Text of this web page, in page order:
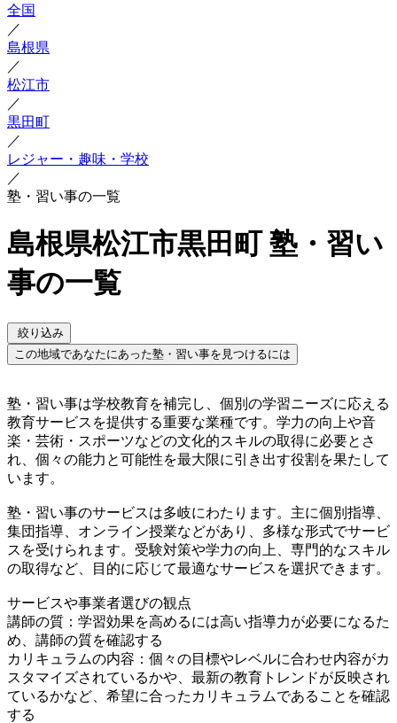
全国
／
島根県
／
松江市
／
黒田町
／
レジャー・趣味・学校
／
塾・習い事の一覧
島根県松江市黒田町 塾・習い
事の一覧
絞り込み
この地域であなたにあった塾・習い事を見つけるには
塾・習い事は学校教育を補完し、個別の学習ニーズに応える
教育サービスを提供する重要な業種です。学力の向上や音
楽・芸術・スポーツなどの文化的スキルの取得に必要とさ
れ、個々の能力と可能性を最大限に引き出す役割を果たして
います。
塾・習い事のサービスは多岐にわたります。主に個別指導、
集団指導、オンライン授業などがあり、多様な形式でサービ
スを受けられます。受験対策や学力の向上、専門的なスキル
の取得など、目的に応じて最適なサービスを選択できます。
サービスや事業者選びの観点
講師の質：学習効果を高めるには高い指導力が必要になるた
め、講師の質を確認する
カリキュラムの内容：個々の目標やレベルに合わせ内容がカ
スタマイズされているかや、最新の教育トレンドが反映され
ているかなど、希望に合ったカリキュラムであることを確認
する